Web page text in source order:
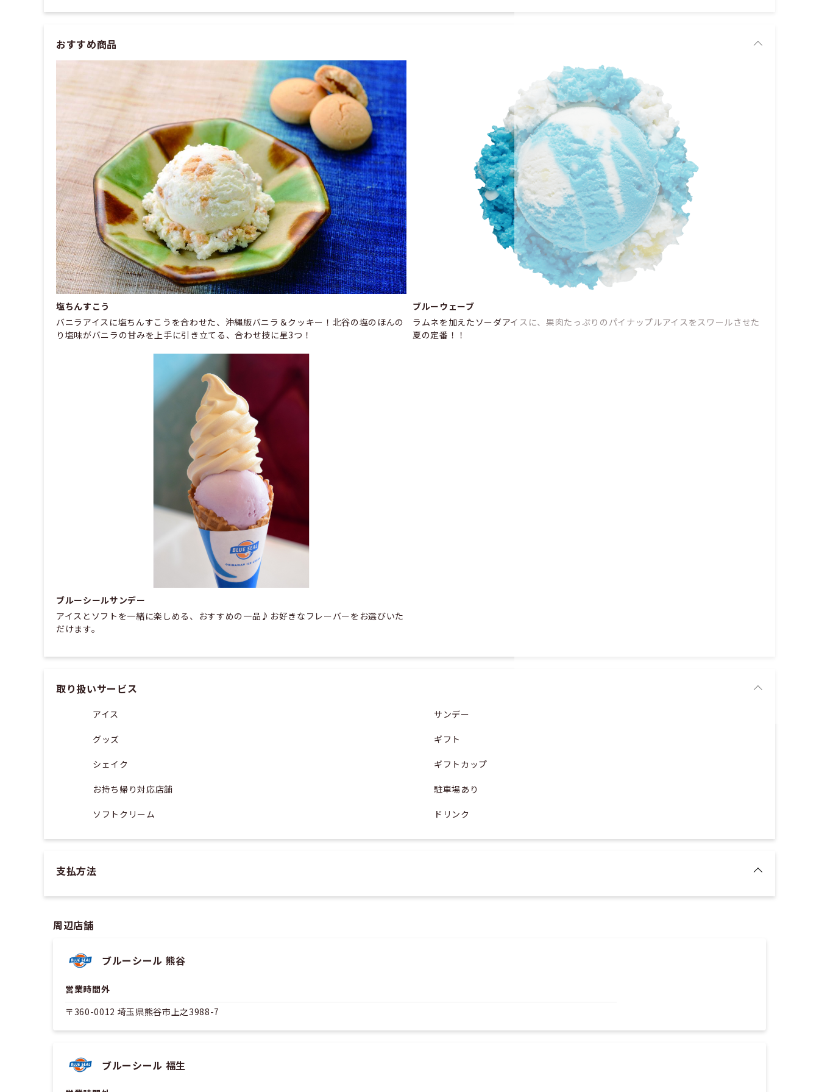
おすすめ商品
塩ちんすこう
バニラアイスに塩ちんすこうを合わせた、沖縄版バニラ＆クッキー！北谷の塩のほんの
り塩味がバニラの甘みを上手に引き立てる、合わせ技に星3つ！
ブルーウェーブ
ラムネを加えたソーダアイスに、果肉たっぷりのパイナップルアイスをスワールさせた
夏の定番！！
ブルーシールサンデー
アイスとソフトを一緒に楽しめる、おすすめの一品♪お好きなフレーバーをお選びいた
だけます。
取り扱いサービス
アイス サンデー
グッズ ギフト
シェイク ギフトカップ
お持ち帰り対応店舗 駐車場あり
ソフトクリーム ドリンク
支払方法
周辺店舗
ブルーシール 熊谷
営業時間外
〒360-0012 埼玉県熊谷市上之3988-7
ブルーシール 福生